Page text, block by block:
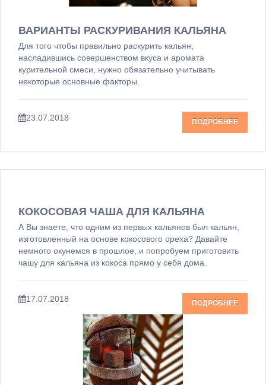
ВАРИАНТЫ РАСКУРИВАНИЯ КАЛЬЯНА
Для того чтобы правильно раскурить кальян,
насладившись совершенством вкуса и аромата
курительной смеси, нужно обязательно учитывать
некоторые основные факторы.
23.07.2018 ПОДРОБНЕЕ
КОКОСОВАЯ ЧАША ДЛЯ КАЛЬЯНА
А Вы знаете, что одним из первых кальянов был кальян,
изготовленный на основе кокосового ореха? Давайте
немного окунемся в прошлое, и попробуем приготовить
чашу для кальяна из кокоса прямо у себя дома.
17.07.2018 ПОДРОБНЕЕ